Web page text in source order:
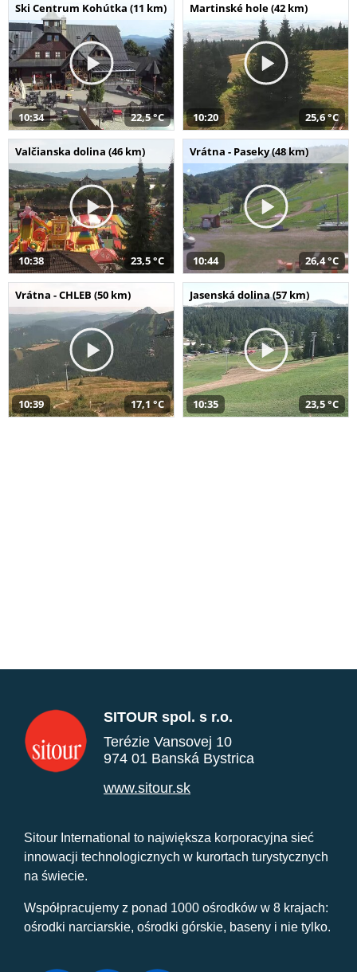
Ski Centrum Kohútka (11 km)
10:34 22,5 °C
Martinské hole (42 km)
10:20 25,6 °C
Valčianska dolina (46 km)
10:38 23,5 °C
Vrátna - Paseky (48 km)
10:44 26,4 °C
Vrátna - CHLEB (50 km)
10:39 17,1 °C
Jasenská dolina (57 km)
10:35 23,5 °C
SITOUR spol. s r.o.
Terézie Vansovej 10
974 01 Banská Bystrica
www.sitour.sk
Sitour International to największa korporacyjna sieć
innowacji technologicznych w kurortach turystycznych
na świecie.
Współpracujemy z ponad 1000 ośrodków w 8 krajach:
ośrodki narciarskie, ośrodki górskie, baseny i nie tylko.